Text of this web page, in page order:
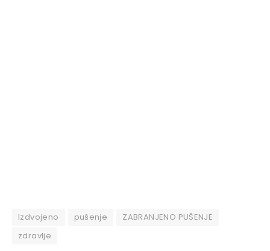
Izdvojeno pušenje
ZABRANJENO PUŠENJE
zdravlje